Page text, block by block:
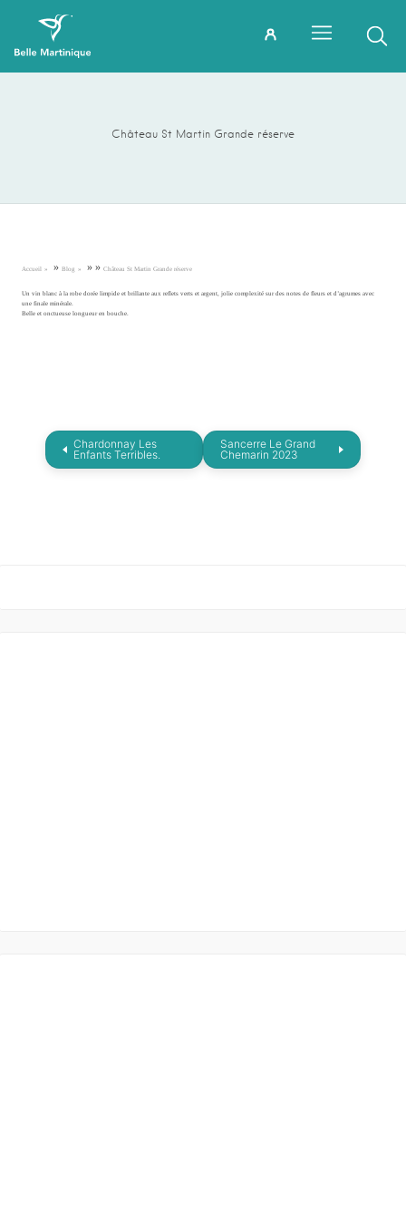
Château St Martin Grande réserve
Accueil » Blog » » Château St Martin Grande réserve
Un vin blanc à la robe dorée limpide et brillante aux reflets verts et argent, jolie complexité sur des notes de fleurs et d’agrumes avec
une finale minérale.
Belle et onctueuse longueur en bouche.
Chardonnay Les
Enfants Terribles.
Sancerre Le Grand
Chemarin 2023